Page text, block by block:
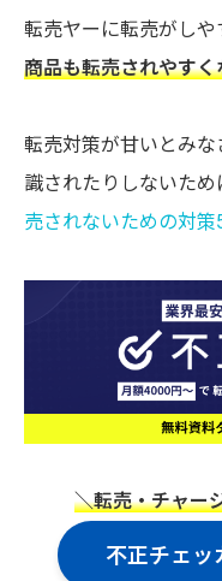
転売ヤーに転売がしや
商品も転売されやすく
転売対策が甘いとみ
識されたりしないため
売されないための対策
＼転売・チャー
不正チェッ